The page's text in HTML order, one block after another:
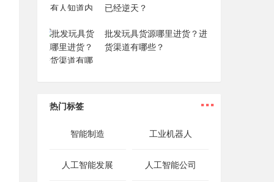
已经逆天？
批发玩具货源哪里进货？进
货渠道有哪些？
热门标签 ...
智能制造 工业机器人
人工智能发展 人工智能公司